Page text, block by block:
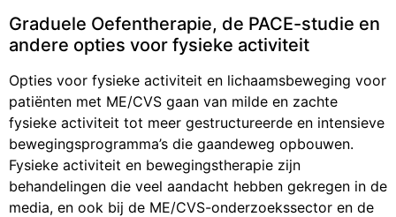
Graduele Oefentherapie, de PACE-studie en
andere opties voor fysieke activiteit
Opties voor fysieke activiteit en lichaamsbeweging voor
patiënten met ME/CVS gaan van milde en zachte
fysieke activiteit tot meer gestructureerde en intensieve
bewegingsprogramma’s die gaandeweg opbouwen.
Fysieke activiteit en bewegingstherapie zijn
behandelingen die veel aandacht hebben gekregen in de
media, en ook bij de ME/CVS-onderzoekssector en de